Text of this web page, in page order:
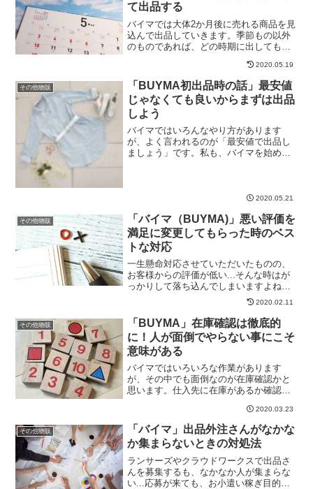
て出品する
バイマでは大体2か月後に売れる商品を見
込んで出品していきます。季節もの以外
のものであれば、どの時期に出しても良
なので、例えばサンダルや水着やTシャツ
などの季節ものは売れる2か月前に出品し
ていくべき。夏が来...
2020.05.19
その他物販
「BUYMA初出品時の話」最安値
じゃなくても良いからまずは出品
しよう
バイマではいろんなやり方があります
が、よく言われるのが「最安値で出品し
ましょう」です。私も、バイマを始めた
2020.05.21
その他物販
「バイマ（BUYMA)」悪い評価を
満足に変更してもらった時のベス
トな対応
一生懸命対応させていただいたものの、
お客様からの評価が低い...そんな時はが
っかりして落ち込んでしまいますよね。
こんなに頑張ったのに何がダメだったの
かなって。でも、理由もなく付けられた
悪い評価は、実はそんなに落ち込む必要
はありません。なぜな...
2020.02.11
その他物販
「BUYMA」在庫確認は徹底的
に！人が面倒でやらない事にこそ
意味がある
バイマではいろいろな作業があります
が、その中でも面倒なのが在庫確認かと
思います。仕入先に在庫があるか確認
い付け不可なら非公開にする作業です
ね。バイマは2週間ごとに自動的にリクエ
スト受付になる仕様なので、...
2020.03.23
その他物販
「バイマ」出品外注さんがなかな
か集まらないときの対処法
ランサーズやクラウドワークスで出品さ
んを募集するも、なかなか人が集まらな
い...応募が来ても、お小遣い稼ぎ目的な